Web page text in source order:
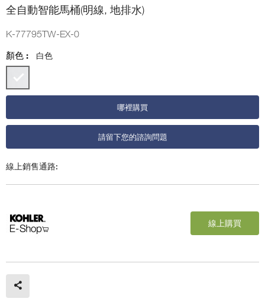
全自動智能馬桶(明線, 地排水)
K-77795TW-EX-0
顏色 :
白色
哪裡購買
請留下您的諮詢問題
線上銷售通路:
線上購買